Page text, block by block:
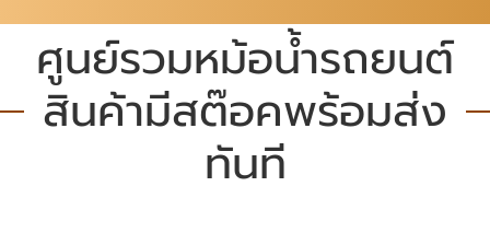
ศูนย์รวมหม้อน้ำรถยนต์
สินค้ามีสต๊อคพร้อมส่ง
ทันที